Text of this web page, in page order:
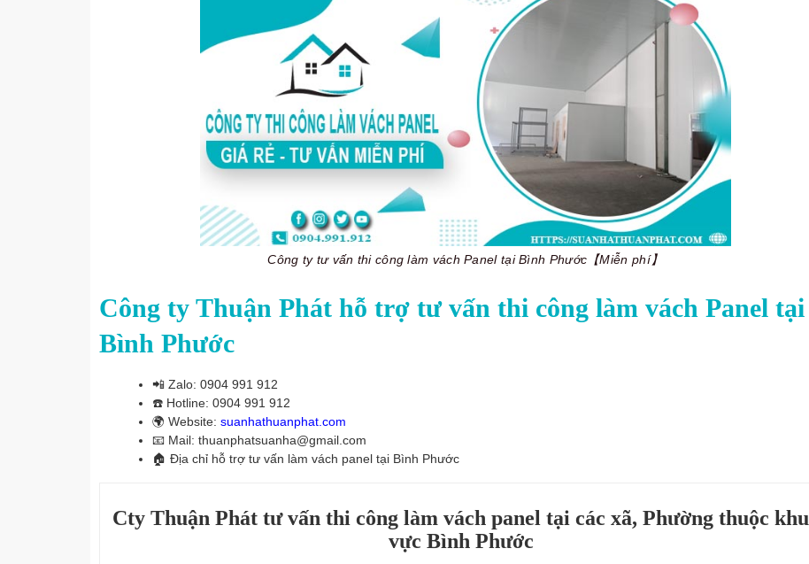
Công ty tư vấn thi công làm vách Panel tại Bình Phước【Miễn phí】
Công ty Thuận Phát hỗ trợ tư vấn thi công làm vách Panel tại
Bình Phước
📲 Zalo: 0904 991 912
☎️ Hotline: 0904 991 912
🌍 Website: suanhathuanphat.com
📧 Mail: thuanphatsuanha@gmail.com
🏠 Địa chỉ hỗ trợ tư vấn làm vách panel tại Bình Phước
Cty Thuận Phát tư vấn thi công làm vách panel tại các xã, Phường thuộc khu
vực Bình Phước